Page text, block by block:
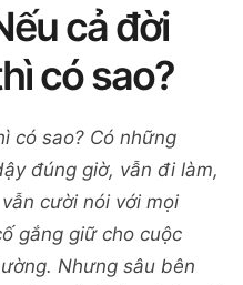
cả đời
có sao?
có sao? Có những
đúng giờ, vẫn đi làm,
cười nói với mọi
gắng giữ cho cuộc
Nhưng sâu bên